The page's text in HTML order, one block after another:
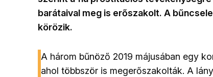
barátaival meg is erőszakolt. A
körözik.
A három bűnöző 2019 májusában egy
ahol többször is megerőszakolták. A